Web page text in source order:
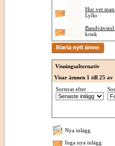
Hur vet
Lyllo
krtek
Visningsalternativ
Visar ämnen 1 till 25 av
Sorterat efter
Nya inlägg
Inga nya inlägg